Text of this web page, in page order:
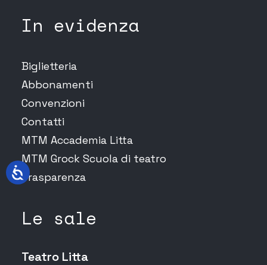
In evidenza
Biglietteria
Abbonamenti
Convenzioni
Contatti
MTM Accademia Litta
MTM Grock Scuola di teatro
Trasparenza
Le sale
Teatro Litta